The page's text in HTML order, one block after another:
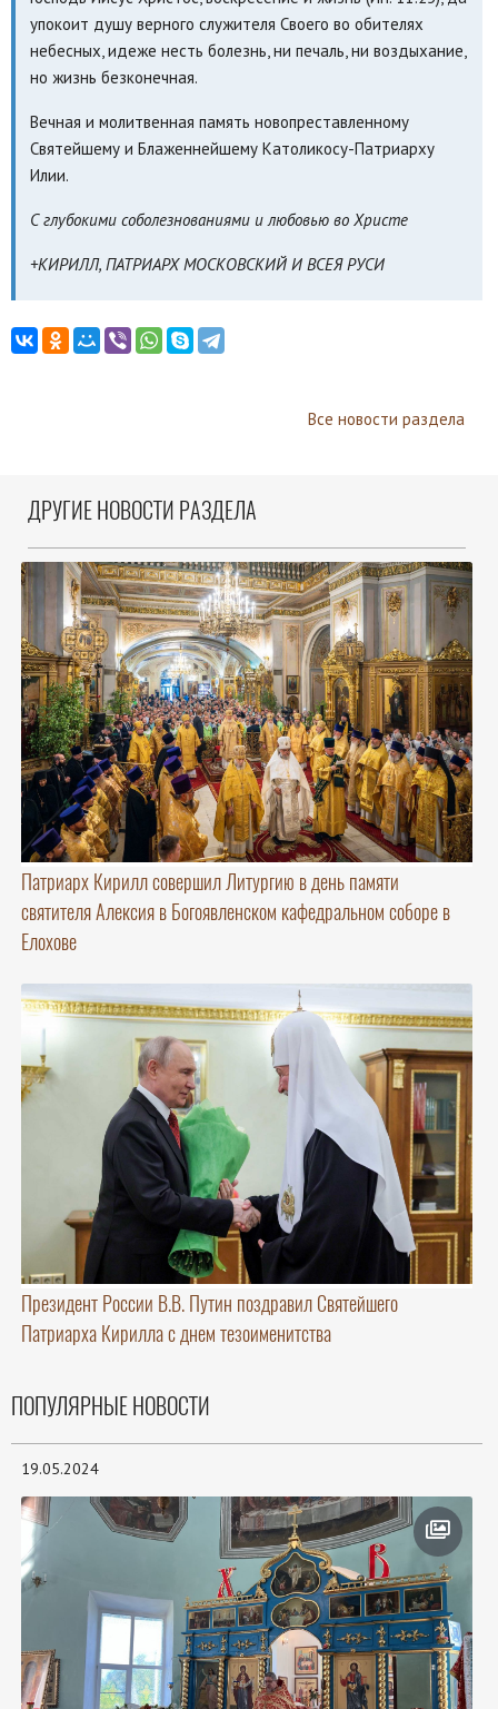
упокоит душу верного служителя Своего во обителях
небесных, идеже несть болезнь, ни печаль, ни воздыхание,
но жизнь безконечная.
Вечная и молитвенная память новопреставленному
Святейшему и Блаженнейшему Католикосу-Патриарху
Илии.
С глубокими соболезнованиями и любовью во Христе
+КИРИЛЛ, ПАТРИАРХ МОСКОВСКИЙ И ВСЕЯ РУСИ
Все новости раздела
ДРУГИЕ НОВОСТИ РАЗДЕЛА
Патриарх Кирилл совершил Литургию в день памяти
святителя Алексия в Богоявленском кафедральном соборе в
Елохове
Президент России В.В. Путин поздравил Святейшего
Патриарха Кирилла с днем тезоименитства
ПОПУЛЯРНЫЕ НОВОСТИ
19.05.2024